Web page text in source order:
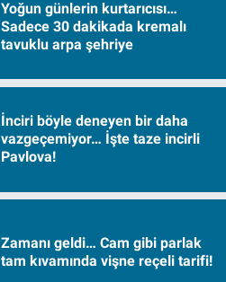
Yoğun günlerin kurtarıcısı…
Sadece 30 dakikada kremalı
tavuklu arpa şehriye
İnciri böyle deneyen bir daha
vazgeçemiyor… İşte taze incirli
Pavlova!
Zamanı geldi… Cam gibi parlak
tam kıvamında vişne reçeli tarifi!